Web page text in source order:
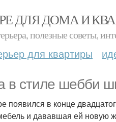
ДЛЯ ДОМА И
полезные советы,
для квартиры
в стиле шебби
появился в конце
и дававшая ей новую